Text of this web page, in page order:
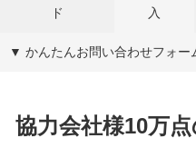
ド
入
▼ かんたんお問い合わせフォー
協力会社様10万